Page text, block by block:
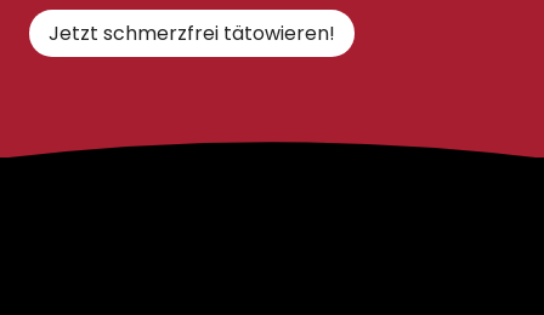
Jetzt schmerzfrei tätowieren!